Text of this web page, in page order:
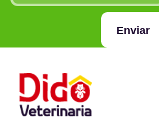
Enviar